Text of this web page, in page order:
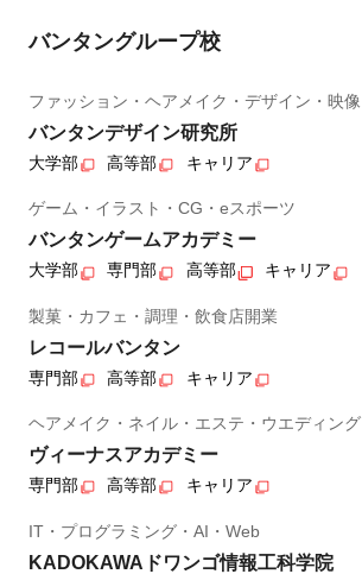
バンタングループ校
ファッション・ヘアメイク・デザイン・映像
バンタンデザイン研究所
大学部 高等部 キャリア
ゲーム・イラスト・CG・eスポーツ
バンタンゲームアカデミー
大学部 専門部 高等部 キャリア
製菓・カフェ・調理・飲食店開業
レコールバンタン
専門部 高等部 キャリア
ヘアメイク・ネイル・エステ・ウエディング
ヴィーナスアカデミー
専門部 高等部 キャリア
IT・プログラミング・AI・Web
KADOKAWAドワンゴ情報工科学院